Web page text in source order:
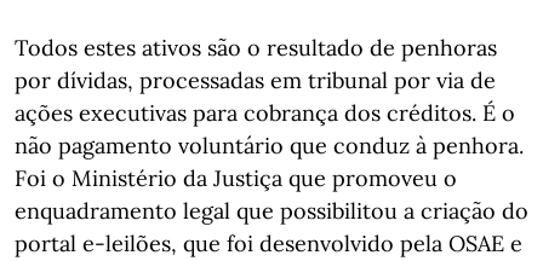
Todos estes ativos são o resultado de penhoras
por dívidas, processadas em tribunal por via de
ações executivas para cobrança dos créditos. É o
não pagamento voluntário que conduz à penhora.
Foi o Ministério da Justiça que promoveu o
enquadramento legal que possibilitou a criação do
portal e-leilões, que foi desenvolvido pela OSAE e